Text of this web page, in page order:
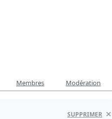
Membres Modération
SUPPRIMER